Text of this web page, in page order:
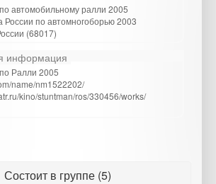
автомобильному ралли 2005
России по автомногоборью 2003
(68017)
информация
Ралли 2005
name/nm1522202/
kino/stuntman/ros/330456/works/
Состоит в группе (5)